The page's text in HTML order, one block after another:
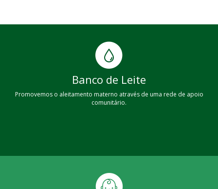
Banco de Leite
Promovemos o aleitamento materno através de uma rede de apoio
comunitário.